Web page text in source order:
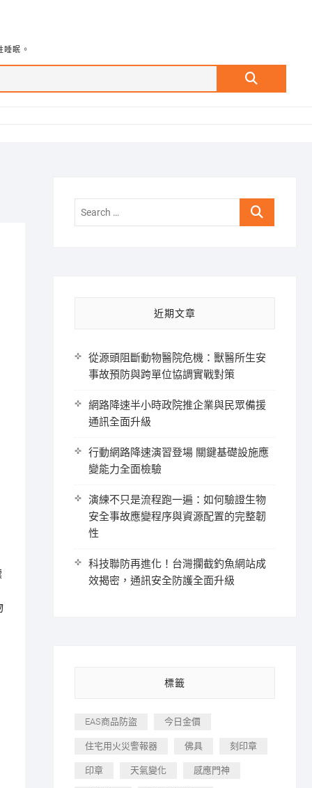
睡眠。
Search
Search
近期文章
從源頭阻斷動物醫院危機：獸醫所生安
事故預防與跨單位協調實戰對策
網路降速半小時政院推企業與民眾備援
通訊全面升級
行動網路降速演習登場 關鍵基礎設施應
變能力全面檢驗
演練不只是流程跑一遍：如何驗證生物
安全事故應變程序與資源配置的完整韌
性
科技聯防再進化！台灣攔截釣魚網站成
效揭密，通訊安全防護全面升級
標籤
EAS商品防盜 今日金價
住宅用火災警報器 佛具 刻印章
印章 天氣變化 感應門神